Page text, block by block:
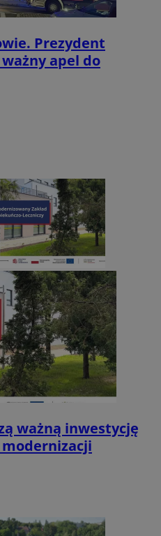
Prezydent
apel do
ważną inwestycję